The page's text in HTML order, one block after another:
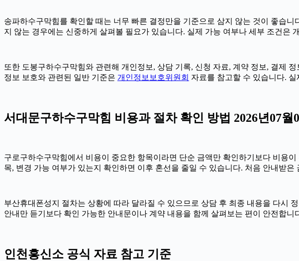
송파하수구막힘를 확인할 때는 너무 빠른 결정만을 기준으로 삼지 않는 것이 좋습
지 않는 경우에는 신중하게 살펴볼 필요가 있습니다. 실제 가능 여부나 세부 조건은
또한 도봉구하수구막힘와 관련해 개인정보, 상담 기록, 신청 자료, 계약 정보, 결제
정보 보호와 관련된 일반 기준은 개인정보보호위원회 자료를 참고할 수 있습니다.
서대문구하수구막힘 비용과 절차 확인 방법 2026년07월
구로구하수구막힘에서 비용이 중요한 항목이라면 단순 금액만 확인하기보다 비용
목, 변경 가능 여부가 있는지 확인하면 이후 혼선을 줄일 수 있습니다. 처음 안내받
부산휴대폰성지 절차는 상황에 따라 달라질 수 있으므로 상담 후 최종 내용을 다시
안내만 듣기보다 확인 가능한 안내문이나 계약 내용을 함께 살펴보는 편이 안전합니
인천흥신소 공식 자료 참고 기준